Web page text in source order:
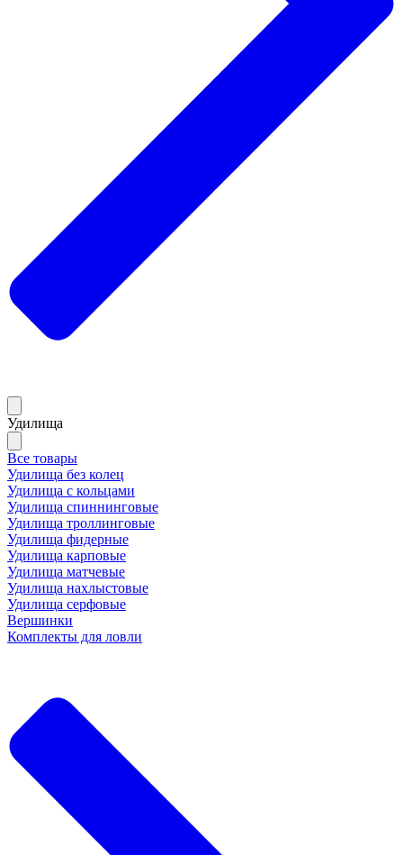
Удилища
Все товары
Удилища без колец
Удилища с кольцами
Удилища спиннинговые
Удилища троллинговые
Удилища фидерные
Удилища карповые
Удилища матчевые
Удилища нахлыстовые
Удилища серфовые
Вершинки
Комплекты для ловли